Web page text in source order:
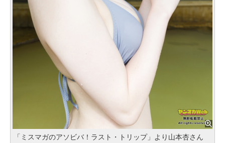
「ミスマガのアソビバ！ラスト・トリップ」より山本杏さん